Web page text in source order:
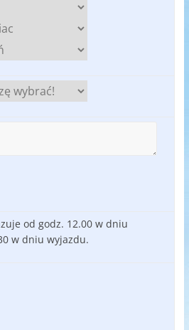
od godz. 12.00 w dniu
w dniu wyjazdu.